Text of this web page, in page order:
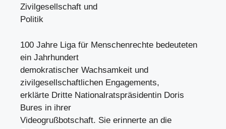
Zivilgesellschaft und
Politik
100 Jahre Liga für Menschenrechte bedeuteten
ein Jahrhundert
demokratischer Wachsamkeit und
zivilgesellschaftlichen Engagements,
erklärte Dritte Nationalratspräsidentin Doris
Bures in ihrer
Videogrußbotschaft. Sie erinnerte an die